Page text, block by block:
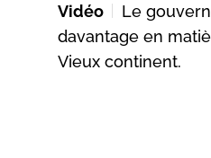
Vidéo
Le
davantage en
Vieux continent.